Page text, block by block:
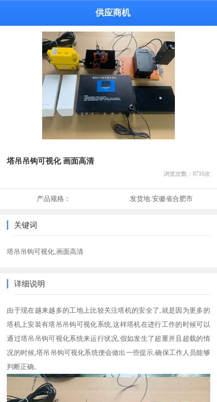
供应商机
塔吊吊钩可视化 画面高清
浏览次数： 8716次
产品规格： 发货地:安徽省合肥市
关键词
塔吊吊钩可视化,画面高清
详细说明
由于现在越来越多的工地上比较关注塔机的安全了,就是因为更多的
塔机上安装有塔吊吊钩可视化系统,这样塔机在进行工作的时候可以
通过塔吊吊钩可视化系统来运行状况,假如发生了超重并且超载的情
况的时候,塔吊吊钩可视化系统便会做出一些提示,确保工作人员能够
判断正确。